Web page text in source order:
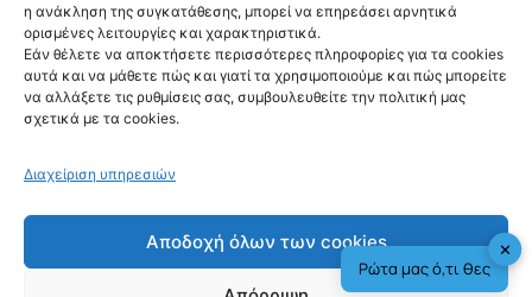
η ανάκληση της συγκατάθεσης, μπορεί να επηρεάσει αρνητικά
ορισμένες λειτουργίες και χαρακτηριστικά.
Εάν θέλετε να αποκτήσετε περισσότερες πληροφορίες για τα cookies
αυτά και να μάθετε πώς και γιατί τα χρησιμοποιούμε και πώς μπορείτε
να αλλάξετε τις ρυθμίσεις σας, συμβουλευθείτε την πολιτική μας
σχετικά με τα cookies.
Διαχείριση υπηρεσιών
Αποδοχή όλων των cookies
Newsletter
✕
Ρώτα μας ό,τι θες